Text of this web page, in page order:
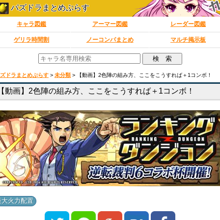
パズドラまとめぷらす
キャラ図鑑 アーマー図鑑 レーダー図鑑
ゲリラ時間割 ノーコンパまとめ マルチ掲示板
ドラまとめぷらす > 未分類 > 【動画】2色陣の組み方、ここをこうすれば＋1コンボ！
動画】2色陣の組み方、ここをこうすれば＋1コンボ！
大火力配置